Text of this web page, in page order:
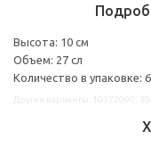
Высота: 10 см
Объем: 27 сл
Количество в упаковке: